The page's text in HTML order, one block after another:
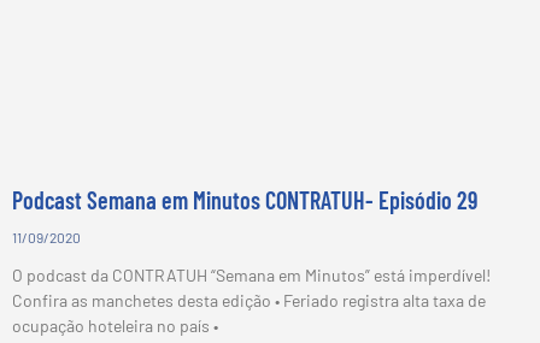
Podcast Semana em Minutos CONTRATUH- Episódio 29
11/09/2020
O podcast da CONTRATUH “Semana em Minutos” está imperdível!
Confira as manchetes desta edição • Feriado registra alta taxa de
ocupação hoteleira no país •